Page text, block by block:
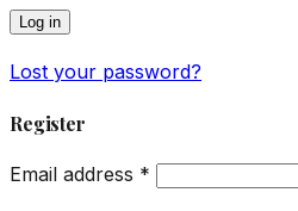
Log in
Lost your password?
Register
Email address *